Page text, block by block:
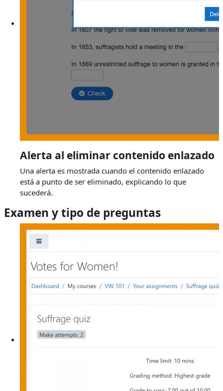
Alerta al eliminar contenido enlazado
Una alerta es mostrada cuando el contenido enlazado
está a punto de ser eliminado, explicando lo que
sucederá.
Examen y tipo de preguntas